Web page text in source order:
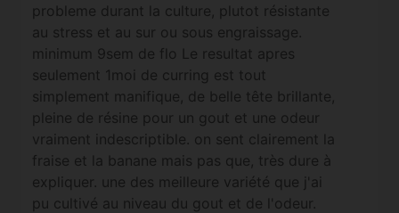
probleme durant la culture, plutot résistante
au stress et au sur ou sous engraissage.
minimum 9sem de flo Le resultat apres
seulement 1moi de curring est tout
simplement manifique, de belle tête brillante,
pleine de résine pour un gout et une odeur
vraiment indescriptible. on sent clairement la
fraise et la banane mais pas que, très dure à
expliquer. une des meilleure variété que j'ai
pu cultivé au niveau du gout et de l'odeur.